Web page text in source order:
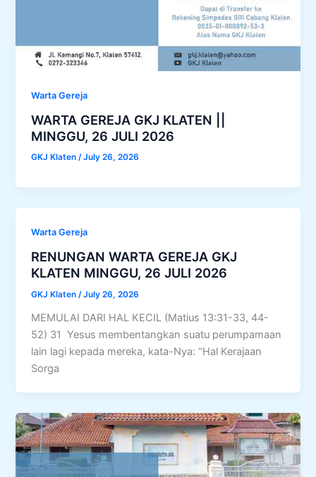
Warta Gereja
WARTA GEREJA GKJ KLATEN ||
MINGGU, 26 JULI 2026
GKJ Klaten/July 26, 2026
Warta Gereja
RENUNGAN WARTA GEREJA GKJ
KLATEN MINGGU, 26 JULI 2026
GKJ Klaten/July 26, 2026
MEMULAI DARI HAL KECIL (Matius 13:31-33, 44-
52) 31 Yesus membentangkan suatu perumpamaan
lain lagi kepada mereka, kata-Nya: “Hal Kerajaan
Sorga